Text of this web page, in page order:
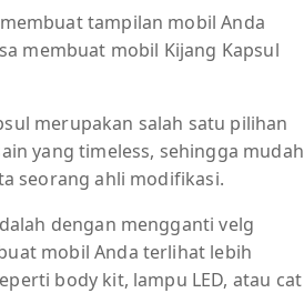
tampilan mobil Anda
membuat mobil Kijang Kapsul
merupakan salah satu pilihan
yang timeless, sehingga mudah
seorang ahli modifikasi.
dengan mengganti velg
mobil Anda terlihat lebih
body kit, lampu LED, atau cat